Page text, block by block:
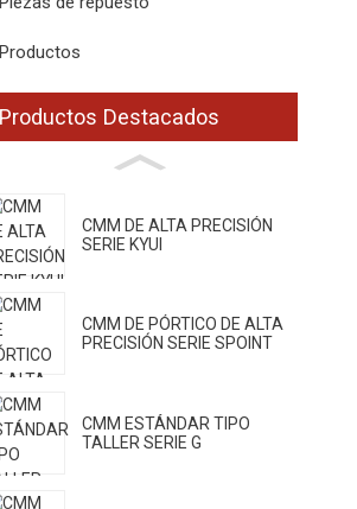
Productos
Productos Destacados
CMM DE ALTA PRECISIÓN
SERIE KYUI
CMM DE PÓRTICO DE ALTA
PRECISIÓN SERIE SPOINT
CMM ESTÁNDAR TIPO
TALLER SERIE G